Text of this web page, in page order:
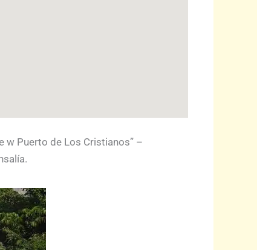
w Puerto de Los Cristianos” –